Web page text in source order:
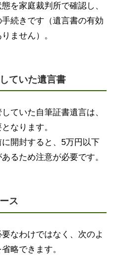
を家庭裁判所で確認し、
続きです（遺言書の有効
ません）。
ていた遺言書
ていた自筆証書遺言は、
なります。
開封すると、5万円以下
るため注意が必要です。
ス
なわけではなく、次のよ
略できます。